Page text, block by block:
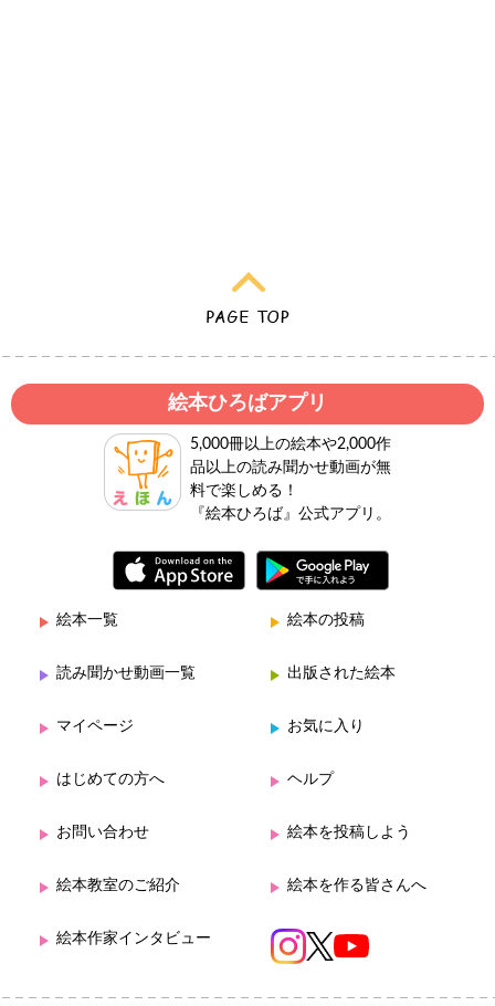
絵本ひろばアプリ
5,000冊以上の絵本や2,000作
品以上の読み聞かせ動画が無
料で楽しめる！
『絵本ひろば』公式アプリ。
絵本一覧 絵本の投稿
読み聞かせ動画一覧 出版された絵本
マイページ お気に入り
はじめての方へ ヘルプ
お問い合わせ 絵本を投稿しよう
絵本教室のご紹介 絵本を作る皆さんへ
絵本作家インタビュー